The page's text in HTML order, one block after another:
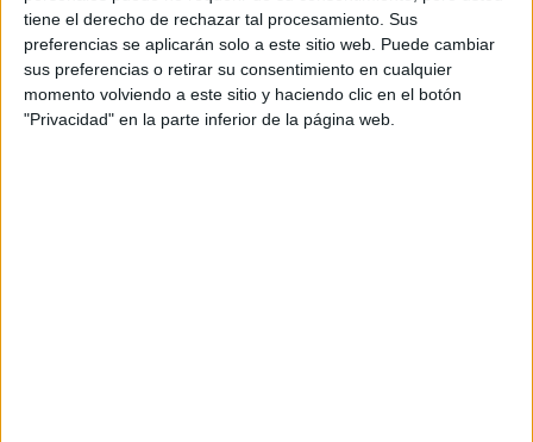
tiene el derecho de rechazar tal procesamiento. Sus
preferencias se aplicarán solo a este sitio web. Puede cambiar
sus preferencias o retirar su consentimiento en cualquier
momento volviendo a este sitio y haciendo clic en el botón
"Privacidad" en la parte inferior de la página web.
cuando lleguen los exámenes ya sabes a estudiar con el
método al que mejor te adaptes y una vez que hayas hecho
el exámen no lo dejes atras, tienes que al menos repasartelo
de vez en cuando no vaya a olvidarsete!!
bueno espero que te haya ido bien el primer trimestre y Feliz